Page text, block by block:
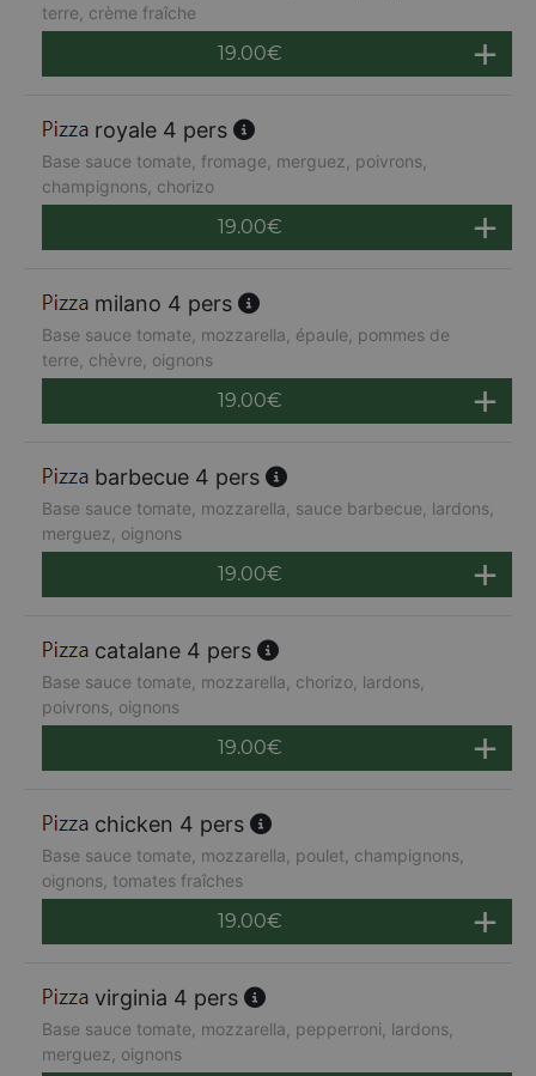
terre, crème fraîche
19.00€
royale 4 pers
Base sauce tomate, fromage, merguez, poivrons,
champignons, chorizo
19.00€
milano 4 pers
Base sauce tomate, mozzarella, épaule, pommes de
terre, chèvre, oignons
19.00€
barbecue 4 pers
Base sauce tomate, mozzarella, sauce barbecue, lardons,
merguez, oignons
19.00€
catalane 4 pers
Base sauce tomate, mozzarella, chorizo, lardons,
poivrons, oignons
19.00€
chicken 4 pers
Base sauce tomate, mozzarella, poulet, champignons,
oignons, tomates fraîches
19.00€
virginia 4 pers
Base sauce tomate, mozzarella, pepperroni, lardons,
merguez, oignons